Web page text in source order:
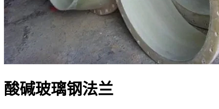
酸碱玻璃钢法兰